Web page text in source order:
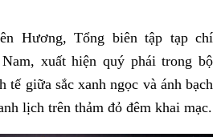
Hương, Tổng biên tập tạp chí
Nam, xuất hiện quý phái trong bộ
tế giữa sắc xanh ngọc và ánh bạch
lịch trên thảm đỏ đêm khai mạc.